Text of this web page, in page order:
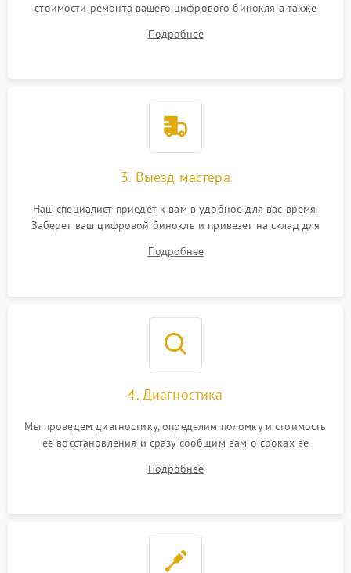
стоимости ремонта вашего цифрового бинокля а также
Подробнее
3. Выезд мастера
Наш специалист приедет к вам в удобное для вас время.
Заберет ваш цифровой бинокль и привезет на склад для
Подробнее
4. Диагностика
Мы проведем диагностику, определим поломку и стоимость
ее восстановления и сразу сообщим вам о сроках ее
Подробнее